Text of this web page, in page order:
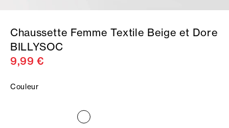
Chaussette Femme Textile Beige et Dore
BILLYSOC
9,99 €
Couleur